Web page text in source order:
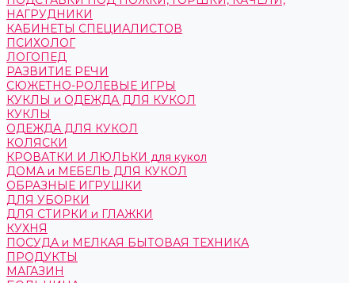
НАГРУДНИКИ
КАБИНЕТЫ СПЕЦИАЛИСТОВ
ПСИХОЛОГ
ЛОГОПЕД
РАЗВИТИЕ РЕЧИ
СЮЖЕТНО-РОЛЕВЫЕ ИГРЫ
КУКЛЫ и ОДЕЖДА ДЛЯ КУКОЛ
КУКЛЫ
ОДЕЖДА ДЛЯ КУКОЛ
КОЛЯСКИ
КРОВАТКИ И ЛЮЛЬКИ для кукол
ДОМА и МЕБЕЛЬ ДЛЯ КУКОЛ
ОБРАЗНЫЕ ИГРУШКИ
ДЛЯ УБОРКИ
ДЛЯ СТИРКИ и ГЛАЖКИ
КУХНЯ
ПОСУДА и МЕЛКАЯ БЫТОВАЯ ТЕХНИКА
ПРОДУКТЫ
МАГАЗИН